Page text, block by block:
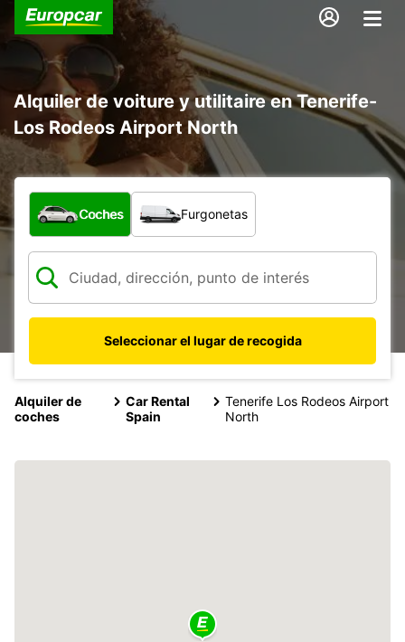
Alquiler de voiture y utilitaire en Tenerife-
Los Rodeos Airport North
¿Qué tipo de vehículo?
Coches Furgonetas
Seleccionar el lugar de recogida
Alquiler de
coches
Car Rental
Spain
Tenerife Los Rodeos Airport
North